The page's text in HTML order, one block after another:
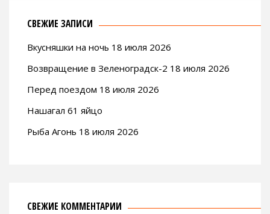
СВЕЖИЕ ЗАПИСИ
Вкусняшки на ночь 18 июля 2026
Возвращение в Зеленоградск-2 18 июля 2026
Перед поездом 18 июля 2026
Нашагал 61 яйцо
Рыба Агонь 18 июля 2026
СВЕЖИЕ КОММЕНТАРИИ